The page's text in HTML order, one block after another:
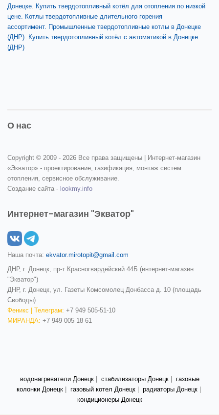
Донецке. Купить твердотопливный котёл для отопления по низкой
цене. Котлы твердотопливные длительного горения
ассортимент. Промышленные твердотопливные котлы в Донецке
(ДНР). Купить твердотопливный котёл с автоматикой в Донецке
(ДНР)
О нас
Copyright © 2009 - 2026 Все права защищены | Интернет-магазин
«Экватор» - проектирование, газификация, монтаж систем
отопления, сервисное обслуживание.
Создание сайта - lookmy.info
Интернет-магазин "Экватор"
Наша почта: ekvator.mirotopit@gmail.com
ДНР, г. Донецк, пр-т Красногвардейский 44Б (интернет-магазин
"Экватор")
ДНР, г. Донецк, ул. Газеты Комсомолец Донбасса д. 10 (площадь
Свободы)
Феникс | Телеграм: +7 949 505-51-10
МИРАНДА: +7 949 005 18 61
водонагреватели Донецк| стабилизаторы Донецк|
газовые
колонки Донецк| газовый котел Донецк| радиаторы Донецк|
кондиционеры Донецк